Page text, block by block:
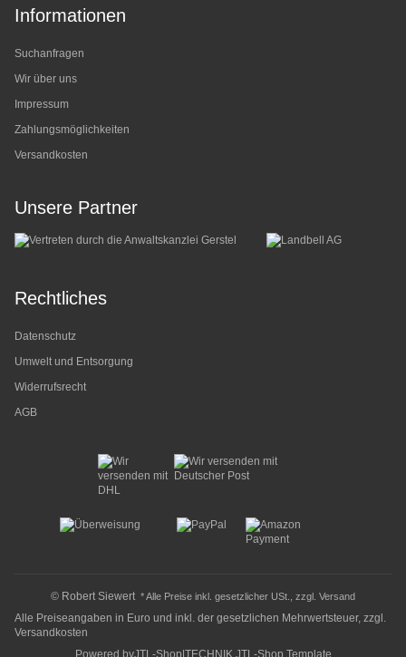
Informationen
Suchanfragen
Wir über uns
Impressum
Zahlungsmöglichkeiten
Versandkosten
Unsere Partner
Rechtliches
Datenschutz
Umwelt und Entsorgung
Widerrufsrecht
AGB
© Robert Siewert* Alle Preise inkl. gesetzlicher USt., zzgl. Versand
Alle Preiseangaben in Euro und inkl. der gesetzlichen Mehrwertsteuer, zzgl.
Versandkosten